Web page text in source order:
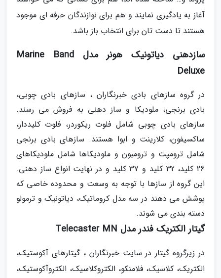
آغاز به یادگیری نمایند و هم برای نوازندگان حرفه ای موجود
هستند تا دست تان برای انتخاب باز باشد.
سازدهنی دیاتونیک هونر مدل Marine Band
Deluxe
در گروه سازهای بادی خبرنگاران ، سازهای بادی چوبی،
بادی برنجی، ملودیکا و ساز دهنی به فروش می رسند.
سازهای بادی چوبی شامل فلوت ریکوردر، فلوت کلیددار،
ساکسیفون، کلارینت و ابوا هستند. سازهای بادی برنجی
شامل ترومپت و ترومبون و ملودیکاها شامل ملودیکاهای
26 کلید، 32 کلید و 37 کلید و در نهایت انواع ساز دهنی.
این گروه از سازها با توجه به وسعت و محدوده خاصی که
پوشش می دهند در سه مدل کروماتیک، دیاتونیک و ترمولو
دسته بندی می شوند.
گیتار الکتریک فندر مدل Telecaster MN
در زیرگروه گیتار در سایت خبرنگاران ، گیتارهای آکوستیک،
الکتریک، کلاسیک، فلامنکو، الکتروکلاسیک، الکتروآکوستیک،